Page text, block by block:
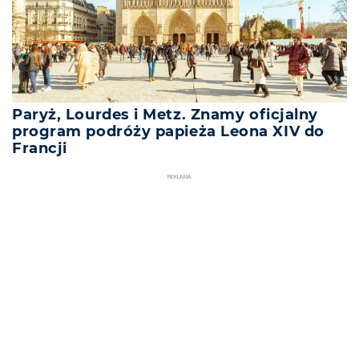
Paryż, Lourdes i Metz. Znamy oficjalny
program podróży papieża Leona XIV do
Francji
REKLAMA